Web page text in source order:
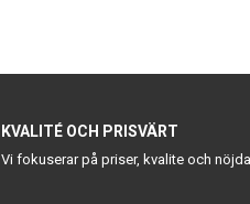
KVALITÉ OCH PRISVÄRT
Vi fokuserar på priser, kvalite och